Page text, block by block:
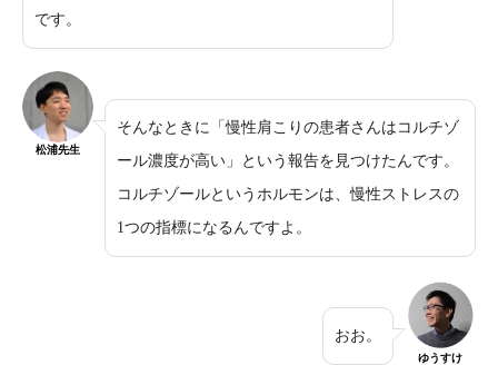
です。
松浦先生
そんなときに「慢性肩こりの患者さんはコルチゾ
ール濃度が高い」という報告を見つけたんです。
コルチゾールというホルモンは、慢性ストレスの
1つの指標になるんですよ。
おお。
ゆうすけ